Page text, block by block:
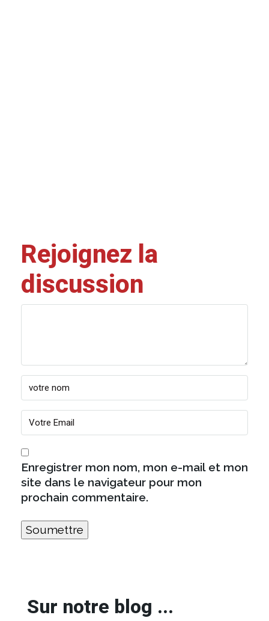
Rejoignez la
discussion
Enregistrer mon nom, mon e-mail et mon
site dans le navigateur pour mon
prochain commentaire.
Sur notre blog ...